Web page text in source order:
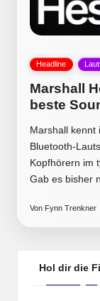
Posted
Headline
Marshall
beste
Marshall kennt
Bluetooth-
Kopfhörern im
Gab es bisher
Posted
by
Von Fynn Trenkner
Hol dir die